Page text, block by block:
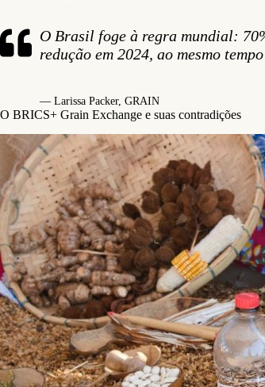
O Brasil foge à regra mundial:
redução em 2024, ao mesmo
— Larissa Packer, GRAIN
O BRICS+ Grain Exchange e suas contradições